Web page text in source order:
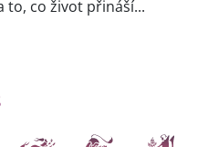
to, co život přináší...